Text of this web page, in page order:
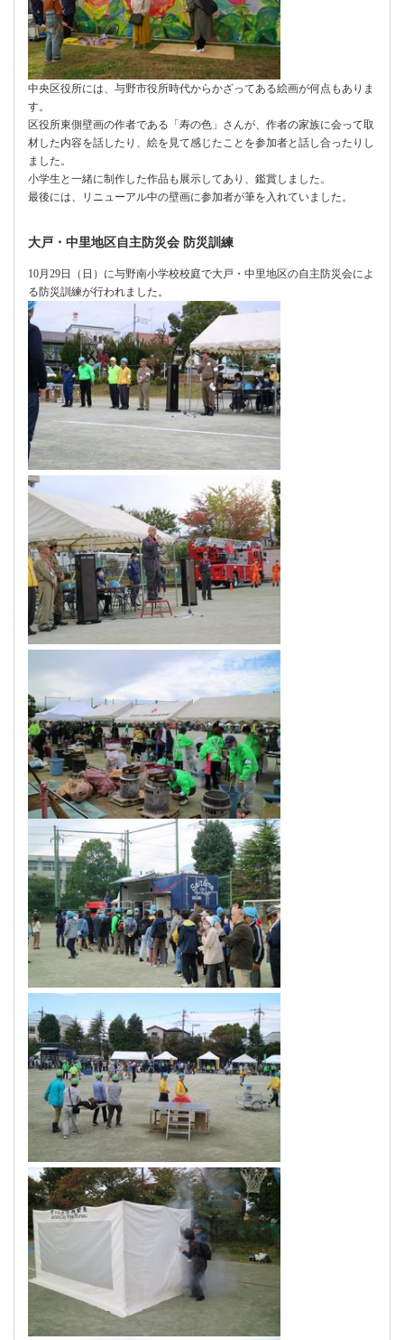
中央区役所には、与野市役所時代からかざってある絵画が何点もありま
す。
区役所東側壁画の作者である「寿の色」さんが、作者の家族に会って取
材した内容を話したり、絵を見て感じたことを参加者と話し合ったりし
ました。
小学生と一緒に制作した作品も展示してあり、鑑賞しました。
最後には、リニューアル中の壁画に参加者が筆を入れていました。
大戸・中里地区自主防災会 防災訓練
10月29日（日）に与野南小学校校庭で大戸・中里地区の自主防災会によ
る防災訓練が行われました。